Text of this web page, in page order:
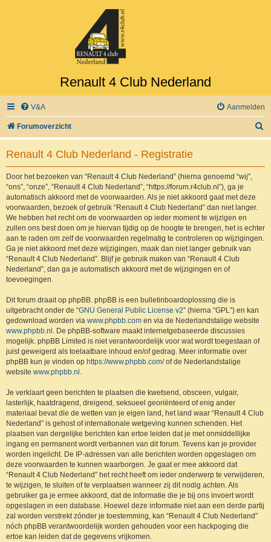
Renault 4 Club Nederland
V&A Aanmelden
Forumoverzicht
o
Renault 4 Club Nederland - Registratie
Door het bezoeken van “Renault 4 Club Nederland” (hierna genoemd “wij”,
“ons”, “onze”, “Renault 4 Club Nederland”, “https://forum.r4club.nl”), ga je
automatisch akkoord met de voorwaarden. Als je niet akkoord gaat met deze
voorwaarden, bezoek of gebruik “Renault 4 Club Nederland” dan niet langer.
We hebben het recht om de voorwaarden op ieder moment te wijzigen en
zullen ons best doen om je hiervan tijdig op de hoogte te brengen, het is echter
aan te raden om zelf de voorwaarden regelmatig te controleren op wijzigingen.
Ga je niet akkoord met deze wijzigingen, maak dan niet langer gebruik van
“Renault 4 Club Nederland”. Blijf je gebruik maken van “Renault 4 Club
Nederland”, dan ga je automatisch akkoord met de wijzigingen en of
toevoegingen.
Dit forum draait op phpBB. phpBB is een bulletinboardoplossing die is
uitgebracht onder de “GNU General Public License v2” (hierna “GPL”) en kan
gedownload worden via www.phpbb.com en via de Nederlandstalige website
www.phpbb.nl . De phpBB-software maakt internetgebaseerde discussies
mogelijk. phpBB Limited is niet verantwoordelijk voor wat wordt toegestaan of
juist geweigerd als toelaatbare inhoud en/of gedrag. Meer informatie over
phpBB kun je vinden op https://www.phpbb.com/of de Nederlandstalige
website www.phpbb.nl .
Je verklaart geen berichten te plaatsen die kwetsend, obsceen, vulgair,
lasterlijk, haatdragend, dreigend, seksueel georiënteerd of enig ander
materiaal bevat die de wetten van je eigen land, het land waar “Renault 4 Club
Nederland” is gehost of internationale wetgeving kunnen schenden. Het
plaatsen van dergelijke berichten kan ertoe leiden dat je met onmiddellijke
ingang en permanent wordt verbannen van dit forum. Tevens kan je provider
worden ingelicht. De IP-adressen van alle berichten worden opgeslagen om
deze voorwaarden te kunnen waarborgen. Je gaat er mee akkoord dat
“Renault 4 Club Nederland” het recht heeft om ieder onderwerp te verwijderen,
te wijzigen, te sluiten of te verplaatsen wanneer zij dit nodig achten. Als
gebruiker ga je ermee akkoord, dat de informatie die je bij ons invoert wordt
opgeslagen in een database. Hoewel deze informatie niet aan een derde partij
zal worden verstrekt zónder je toestemming, kan “Renault 4 Club Nederland”
nóch phpBB verantwoordelijk worden gehouden voor een hackpoging die
ertoe kan leiden dat de gegevens vrijkomen.